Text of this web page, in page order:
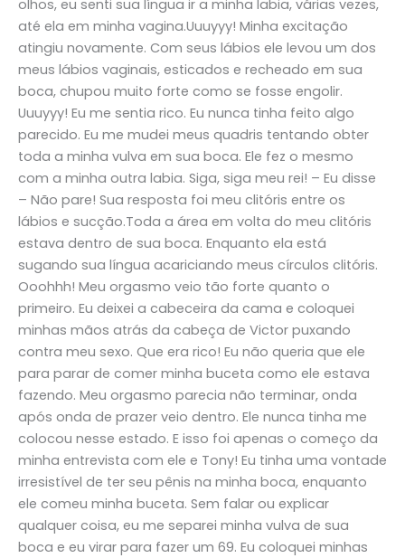
olhos, eu senti sua língua ir a minha labia, várias vezes,
até ela em minha vagina.Uuuyyy! Minha excitação
atingiu novamente. Com seus lábios ele levou um dos
meus lábios vaginais, esticados e recheado em sua
boca, chupou muito forte como se fosse engolir.
Uuuyyy! Eu me sentia rico. Eu nunca tinha feito algo
parecido. Eu me mudei meus quadris tentando obter
toda a minha vulva em sua boca. Ele fez o mesmo
com a minha outra labia. Siga, siga meu rei! – Eu disse
– Não pare! Sua resposta foi meu clitóris entre os
lábios e sucção.Toda a área em volta do meu clitóris
estava dentro de sua boca. Enquanto ela está
sugando sua língua acariciando meus círculos clitóris.
Ooohhh! Meu orgasmo veio tão forte quanto o
primeiro. Eu deixei a cabeceira da cama e coloquei
minhas mãos atrás da cabeça de Victor puxando
contra meu sexo. Que era rico! Eu não queria que ele
para parar de comer minha buceta como ele estava
fazendo. Meu orgasmo parecia não terminar, onda
após onda de prazer veio dentro. Ele nunca tinha me
colocou nesse estado. E isso foi apenas o começo da
minha entrevista com ele e Tony! Eu tinha uma vontade
irresistível de ter seu pênis na minha boca, enquanto
ele comeu minha buceta. Sem falar ou explicar
qualquer coisa, eu me separei minha vulva de sua
boca e eu virar para fazer um 69. Eu coloquei minhas